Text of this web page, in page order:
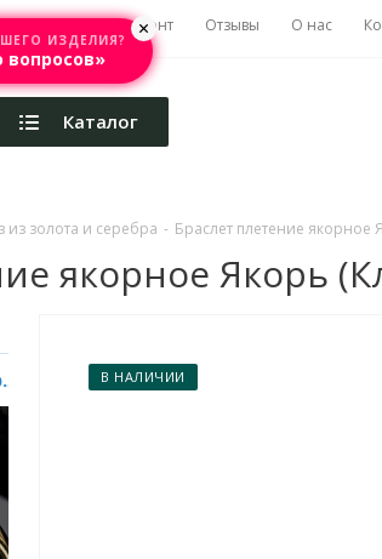
Ремонт Отзывы О нас
Каталог
из золота и серебра - Браслет плетение якорное
якорное Якорь
В НАЛИЧИИ
ИЗДЕЛИЯ?
вопросов»